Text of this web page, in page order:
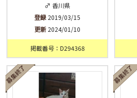
♂ 香川県
登録 2019/03/15
更新 2024/01/10
掲載番号：D294368